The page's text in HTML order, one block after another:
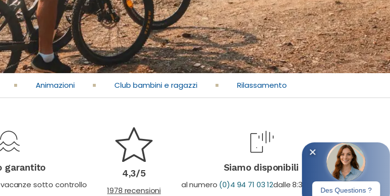
Animazioni Club bambini e ragazzi Rilassamento
garantito
sotto controllo
4,3/5
1978 recensioni
Siamo disponibili
al numero (0)4 94 71 03 12dalle 8:30 alle 19:30.